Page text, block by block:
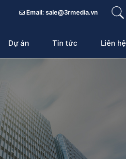
Email: sale@3rmedia.vn
Dự án Tin tức Liên hệ